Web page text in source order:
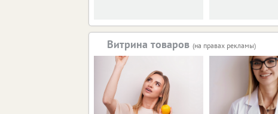
Витрина товаров (на правах рекламы)